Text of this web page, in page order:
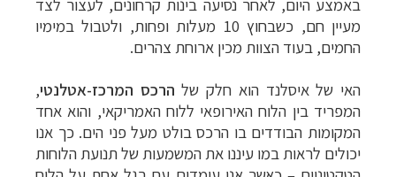
באמצע היום, לאחר נסיעה בינות קרחונים, לעצור לצד
מעיין חם, כשבחוץ 10 מעלות ופחות, ולטבול במימיו
החמים, בעוד הצוות מכין ארוחת צהרים.
האי של איסלנד הוא חלק שלהרכס המרכז-אטלנטי,
המפריד בין הלוח האירופאי ללוח האמריקאי, והוא אחד
המקומות הבודדים בו הרכס בולט מעל פני הים. כך אנו
יכולים לראות במו עיננו את המשמעות של תנועת הלוחות